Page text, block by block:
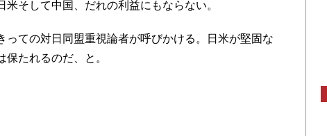
そして中国、だれの利益にもならない。
ての対日同盟重視論者が呼びかける。日米が堅固な
たれるのだ、と。